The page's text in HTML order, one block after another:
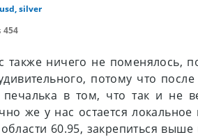
silver
454
также ничего не поменялось,
потому что
в том, что так и не
же у нас остается
60.95, закрепиться